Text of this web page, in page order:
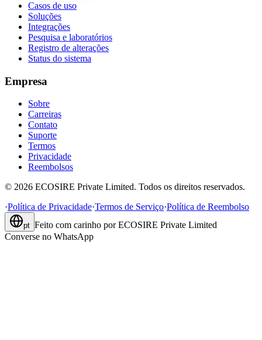
Casos de uso
Soluções
Integrações
Pesquisa e laboratórios
Registro de alterações
Status do sistema
Empresa
Sobre
Carreiras
Contato
Suporte
Termos
Privacidade
Reembolsos
© 2026 ECOSIRE Private Limited. Todos os direitos reservados.
·Política de Privacidade·Termos de Serviço·Política de Reembolso
pt Feito com carinho por ECOSIRE Private Limited
Converse no WhatsApp